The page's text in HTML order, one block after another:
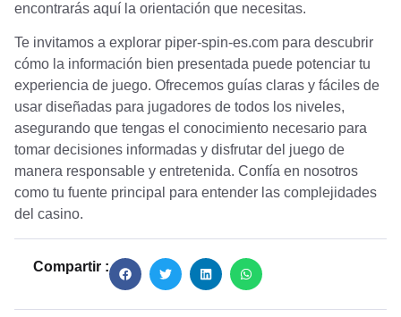
encontrarás aquí la orientación que necesitas.
Te invitamos a explorar piper-spin-es.com para descubrir
cómo la información bien presentada puede potenciar tu
experiencia de juego. Ofrecemos guías claras y fáciles de
usar diseñadas para jugadores de todos los niveles,
asegurando que tengas el conocimiento necesario para
tomar decisiones informadas y disfrutar del juego de
manera responsable y entretenida. Confía en nosotros
como tu fuente principal para entender las complejidades
del casino.
Compartir :